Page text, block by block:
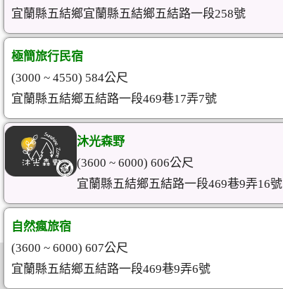
宜蘭縣五結鄉宜蘭縣五結鄉五結路一段258號
極簡旅行民宿
(3000 ~ 4550) 584公尺
宜蘭縣五結鄉五結路一段469巷17弄7號
沐光森野
(3600 ~ 6000) 606公尺
宜蘭縣五結鄉五結路一段469巷9弄16號
自然瘋旅宿
(3600 ~ 6000) 607公尺
宜蘭縣五結鄉五結路一段469巷9弄6號